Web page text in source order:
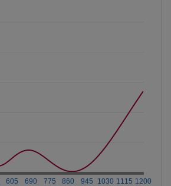
605 690 775 860 945 1030 1115 1200